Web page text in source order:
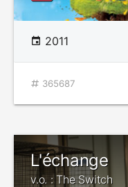
2011
365687
L'échange
v.o. : The Switch